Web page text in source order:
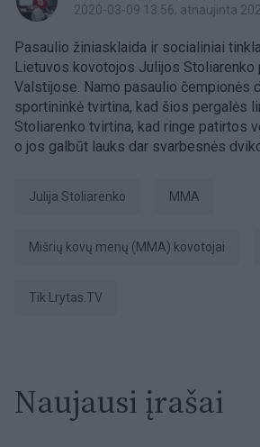
2020-03-09 13:56, atnaujinta
Pasaulio žiniasklaida ir socialiniai
Lietuvos kovotojos Julijos Stoliarenko
Valstijose. Namo pasaulio čempionės
sportininkė tvirtina, kad šios pergalės
Stoliarenko tvirtina, kad ringe patirtos
o jos galbūt lauks dar svarbesnės
Julija Stoliarenko MMA
Mišrių kovų menų (MMA) kovotojai
tik Lrytas.TV
Naujausi įrašai